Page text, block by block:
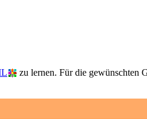
zu lernen. Für die gewünschten